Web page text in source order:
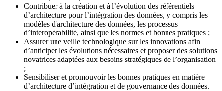
Contribuer à la création et à l’évolution des référentiels
d’architecture pour l’intégration des données, y compris les
modèles d'architecture des données, les processus
d’interopérabilité, ainsi que les normes et bonnes pratiques ;
Assurer une veille technologique sur les innovations afin
d’anticiper les évolutions nécessaires et proposer des solutions
novatrices adaptées aux besoins stratégiques de l’organisation
;
Sensibiliser et promouvoir les bonnes pratiques en matière
d’architecture d’intégration et de gouvernance des données.